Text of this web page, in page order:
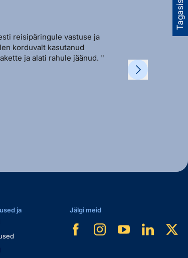
reisipäringule vastuse ja
korduvalt kasutanud
ja alati rahule jäänud. "
"Sõbralik ja
soovi korral. "
Kadi, 11.06.26
ja
Jälgi meid